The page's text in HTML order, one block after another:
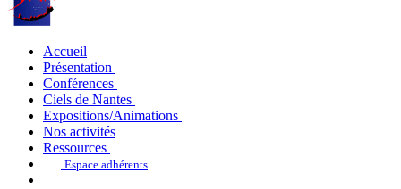
Accueil
Présentation
Conférences
Ciels de Nantes
Expositions/Animations
Nos activités
Ressources
Espace adhérents